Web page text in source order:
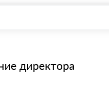
и количества заказанного
директора